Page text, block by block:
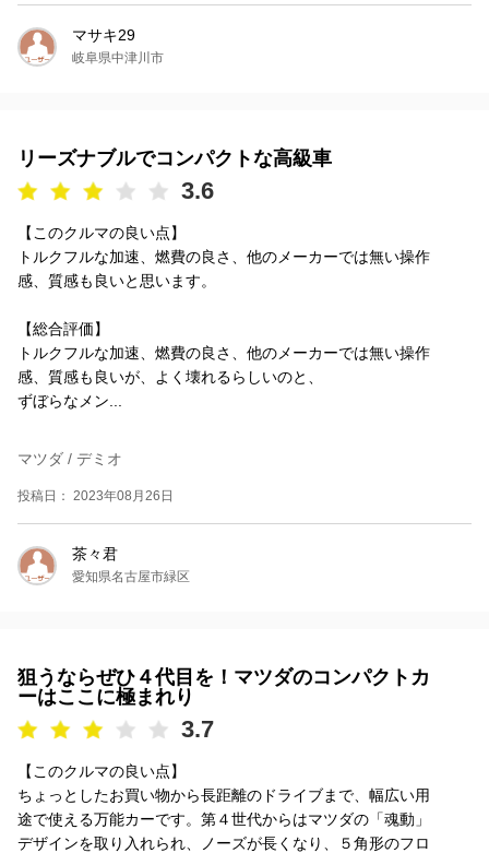
マサキ29
岐阜県中津川市
リーズナブルでコンパクトな高級車
3.6
【このクルマの良い点】
トルクフルな加速、燃費の良さ、他のメーカーでは無い操作
感、質感も良いと思います。
【総合評価】
トルクフルな加速、燃費の良さ、他のメーカーでは無い操作
感、質感も良いが、よく壊れるらしいのと、
ずぼらなメン...
マツダ / デミオ
投稿日： 2023年08月26日
茶々君
愛知県名古屋市緑区
狙うならぜひ４代目を！マツダのコンパクトカ
ーはここに極まれり
3.7
【このクルマの良い点】
ちょっとしたお買い物から長距離のドライブまで、幅広い用
途で使える万能カーです。第４世代からはマツダの「魂動」
デザインを取り入れられ、ノーズが長くなり、５角形のフロ